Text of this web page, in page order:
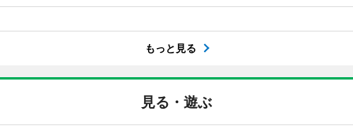
もっと見る
見る・遊ぶ